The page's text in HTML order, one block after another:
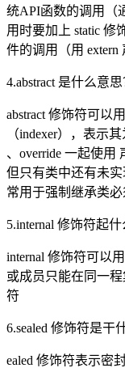
统API函数的调用（
用时要加上 static 修
件的调用（用 extern
4.abstract 是什么意思
abstract 修饰符可以
（indexer），表示
、override 一起使用
但只有类中还有未
常用于强制继承类
5.internal 修饰符起什
internal 修饰符可以
或成员只能在同一
符
6.sealed 修饰符是干
ealed 修饰符表示密